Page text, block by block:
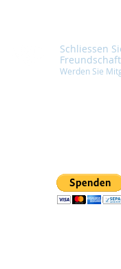
Schliessen
Freundschaft
Werden Sie